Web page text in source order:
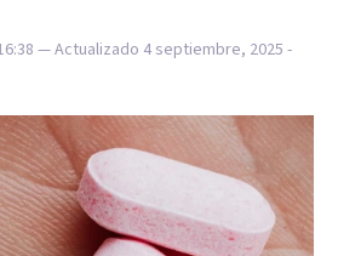
— Actualizado 4 septiembre, 2025 -